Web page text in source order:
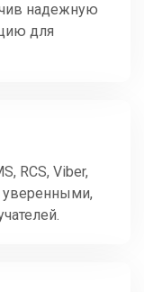
надежную
для
RCS, Viber,
уверенными,